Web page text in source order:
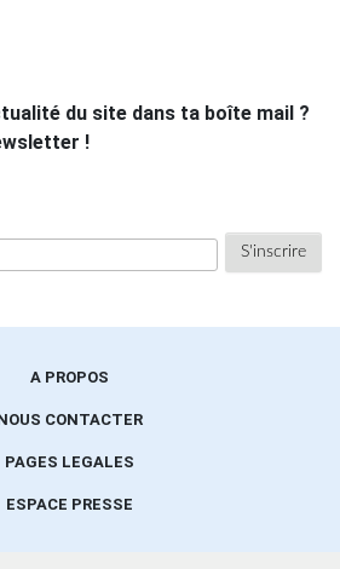
du site dans ta boîte mail ?
!
A PROPOS
CONTACTER
PAGES LEGALES
ESPACE PRESSE